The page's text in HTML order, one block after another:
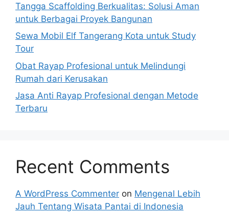
Tangga Scaffolding Berkualitas: Solusi Aman
untuk Berbagai Proyek Bangunan
Sewa Mobil Elf Tangerang Kota untuk Study
Tour
Obat Rayap Profesional untuk Melindungi
Rumah dari Kerusakan
Jasa Anti Rayap Profesional dengan Metode
Terbaru
Recent Comments
A WordPress Commenter on Mengenal Lebih
Jauh Tentang Wisata Pantai di Indonesia